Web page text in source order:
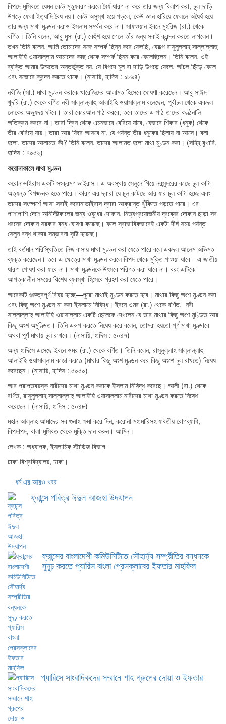
বিপদে মুসিবতে যেমন কেউ মৃত্যুবরণ করলে ধৈর্য ধারণ না করে তার জন্য বিলাপ করা, চুল-দাড়ি
উপড়ে ফেলা ইত্যাদি বৈধ নয়। কেউ অসুস্থ হয়ে পড়লে, কেউ জ্ঞান হারিয়ে ফেললে অধৈর্য হয়ে
তার জন্য মাথা মুণ্ডন করাও ইসলাম সমর্থন করে না। সাফওয়ান ইবনে মুহরিজ (রা.) থেকে
বর্ণিত। তিনি বলেন, আবু মুসা (রা.) বেহুঁশ হয়ে গেলে তাঁর জন্য সবাই ক্রন্দন করতে লাগলেন।
তখন তিনি বলেন, আমি তোমাদের সঙ্গে সম্পর্ক ছিন্ন করে ফেলছি, যেরূপ রাসুলুল্লাহ সাল্লাল্লাহু
আলাইহি ওয়াসাল্লাম আমাদের কাছ থেকে সম্পর্ক ছিন্ন করে ফেলেছিলেন। তিনি বলেন, ওই
ব্যক্তি আমার উম্মতের অন্তর্ভুক্ত নয়, যে বিপদে চুল বা দাড়ি উপড়ে ফেলে, আঁচল ছিঁড়ে ফেলে
এবং সজোরে ক্রন্দন করতে থাকে। (নাসায়ি, হাদিস : ১৮৬৪)
নবীজি (সা.) মাথা মুণ্ডন করাকে খারেজিদের আলামত হিসেবে ঘোষণা করেছেন। আবু সাঈদ
খুদরি (রা.) থেকে বর্ণিত নবী সাল্লাল্লাহু আলাইহি ওয়াসাল্লাম বলেছেন, পূর্বাচল থেকে একদল
লোকের অভ্যুদয় ঘটবে। তারা কোরআন পাঠ করবে, তবে তাদের এ পাঠ তাদের কণ্ঠনালি
অতিক্রম করবে না। তারা দ্বিন থেকে এমনভাবে বেরিয়ে যাবে, যেভাবে শিকার (ধনুক) থেকে
তীর বেরিয়ে যায়। তারা আর ফিরে আসবে না, যে পর্যন্ত তীর ধনুকের ছিলায় না আসে। বলা
হলো, তাদের আলামত কী? তিনি বলেন, তাদের আলামত হলো মাথা মুণ্ডন করা। (সহিহ বুখারি,
হাদিস : ৭০৫২)
করোনাকালে মাথা মুণ্ডন
করোনাভাইরাস একটি সংক্রমণ ভাইরাস। এ অবস্থায় সেলুনে গিয়ে নরসুন্দরের কাছে চুল কাটা
অত্যন্ত বিপজ্জনক হতে পারে। কারণ এর দ্বারা যে চুল কাটছে আর যার চুল কাটা হচ্ছে এবং
তাদের সংস্পর্শে আসা সবাই করোনাভাইরাস দ্বারা আক্রান্ত ঝুঁকিতে পড়তে পারে। এর
পাশাপাশি দেশে অনির্দিষ্টকালের জন্য ওষুধের দোকান, নিত্যপ্রয়োজনীয় দ্রব্যের দোকান ছাড়া সব
ধরনের দোকান সরকার বন্ধ ঘোষণা করেছে। ফলে স্বাভাবিকভাবেই একটা দীর্ঘ সময় পর্যন্ত
সেলুন বন্ধ থাকার সম্ভাবনা সৃষ্টি হয়েছে।
তাই বর্তমান পরিস্থিতিতে নিজ বাসায় মাথা মুণ্ডন করা যেতে পারে বলে একদল আলেম অভিমত
ব্যক্ত করেছেন। তবে এ ক্ষেত্রে মাথা মুণ্ডন করলে বিপদ থেকে মুক্তি পাওয়া যাবে—এ জাতীয়
ধারণা পোষণ করা যাবে না। মাথা মুণ্ডনকে উৎসবে পরিণত করা যাবে না। বরং এটিকে
আপত্কালীন সময়ের বিশেষ ব্যবস্থা হিসেবে গ্রহণ করা যেতে পারে।
আরেকটি গুরুত্বপূর্ণ বিষয় হচ্ছে—পুরো মাথাই মুণ্ডন করতে হবে। মাথার কিছু অংশ মুণ্ডন করা
এবং কিছু অংশ মুণ্ডন না করা ইসলামে নিষিদ্ধ। ইবনে ওমর (রা.) থেকে বর্ণিত, নবী
সাল্লাল্লাহু আলাইহি ওয়াসাল্লাম একটি ছেলেকে দেখলেন যে তার মাথার কিছু অংশ মুণ্ডিত আর
কিছু অংশ অমুণ্ডিত। তিনি এরূপ করতে নিষেধ করে বলেন, তোমরা হয়তো পূর্ণ মাথা মুণ্ডাবে
অথবা পূর্ণ মাথায় চুল রাখবে। (নাসায়ি, হাদিস : ৫০৪৭)
অন্য হাদিসে এসেছে ইবনে ওমর (রা.) থেকে বর্ণিত। তিনি বলেন, রাসুলুল্লাহ সাল্লাল্লাহু
আলাইহি ওয়াসাল্লাম কাজা করতে (মাথার কিছু অংশ মুণ্ডন করে কিছু অংশে চুল রাখতে) নিষেধ
করেছেন। (নাসায়ি, হাদিস : ৫০৫০)
আর প্রাপ্তবয়স্ক নারীদের মাথা মুণ্ডন করাকে ইসলাম নিষিদ্ধ করেছে। আলী (রা.) থেকে
বর্ণিত, রাসুলুল্লাহ সাল্লাল্লাহু আলাইহি ওয়াসাল্লাম নারীদের মাথা মুণ্ডন করতে নিষেধ
করেছেন। (নাসায়ি, হাদিস : ৫০৪৮)
মহান আল্লাহ আমাদের সব গুনাহ ক্ষমা করে দিন, করোনা মহামারিসহ যাবতীয় রোগব্যাধি,
বিপদাপদ, বালা-মুসিবত থেকে মুক্তি দান করুন। আমিন।
লেখক : অধ্যাপক, ইসলামিক স্টাডিজ বিভাগ
ঢাকা বিশ্ববিদ্যালয়, ঢাকা।
ধর্ম এর আরও খবর
ফ্রান্সে পবিত্র ঈদুল আজহা উদযাপন
ফ্রান্সের বাংলাদেশী কমিউনিটিতে সৌহার্দ্য সম্প্রীতির বন্ধনকে
সুদূঢ় করতে প্যারিস বাংলা প্রেসক্লাবের ইফতার মাহফিল
প্যারিসে সাংবাদিকদের সম্মানে শাহ গ্রুপের দোয়া ও ইফতার